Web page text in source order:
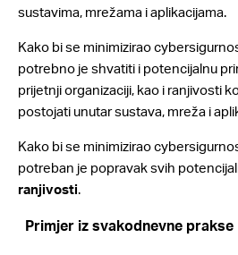
sustavima, mrežama i aplikacijama.
Kako bi se minimizirao
potrebno je shvatiti i potencijalnu
prijetnji organizaciji, kao i ranjivosti
postojati unutar sustava, mreža i
Kako bi se minimizirao
potreban je popravak svih
ranjivosti.
Primjer iz svakodnevne prakse